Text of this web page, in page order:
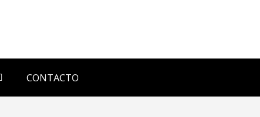
CONTACTO